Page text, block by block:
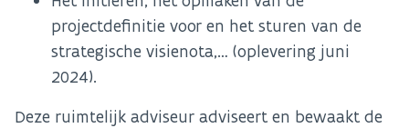
projectdefinitie voor en het sturen van de
strategische visienota,… (oplevering juni
2024).
Deze ruimtelijk adviseur adviseert en bewaakt de